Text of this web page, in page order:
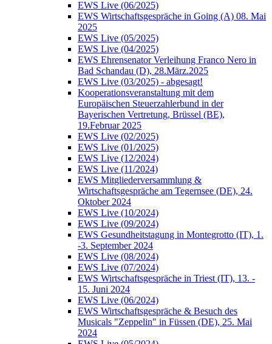
EWS Live (06/2025)
EWS Wirtschaftsgespräche in Going (A) 08. Mai
2025
EWS Live (05/2025)
EWS Live (04/2025)
EWS Ehrensenator Verleihung Franco Nero in
Bad Schandau (D), 28.März.2025
EWS Live (03/2025) - abgesagt!
Kooperationsveranstaltung mit dem
Europäischen Steuerzahlerbund in der
Bayerischen Vertretung, Brüssel (BE),
19.Februar 2025
EWS Live (02/2025)
EWS Live (01/2025)
EWS Live (12/2024)
EWS Live (11/2024)
EWS Mitgliederversammlung &
Wirtschaftsgespräche am Tegernsee (DE), 24.
Oktober 2024
EWS Live (10/2024)
EWS Live (09/2024)
EWS Gesundheitstagung in Montegrotto (IT), 1.
-3. September 2024
EWS Live (08/2024)
EWS Live (07/2024)
EWS Wirtschaftsgespräche in Triest (IT), 13. -
15. Juni 2024
EWS Live (06/2024)
EWS Wirtschaftsgespräche & Besuch des
Musicals "Zeppelin" in Füssen (DE), 25. Mai
2024